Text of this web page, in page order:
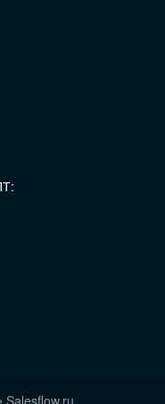
Salesflow.ru